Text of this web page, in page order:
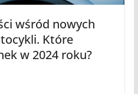
wśród nowych
Które
w 2024 roku?